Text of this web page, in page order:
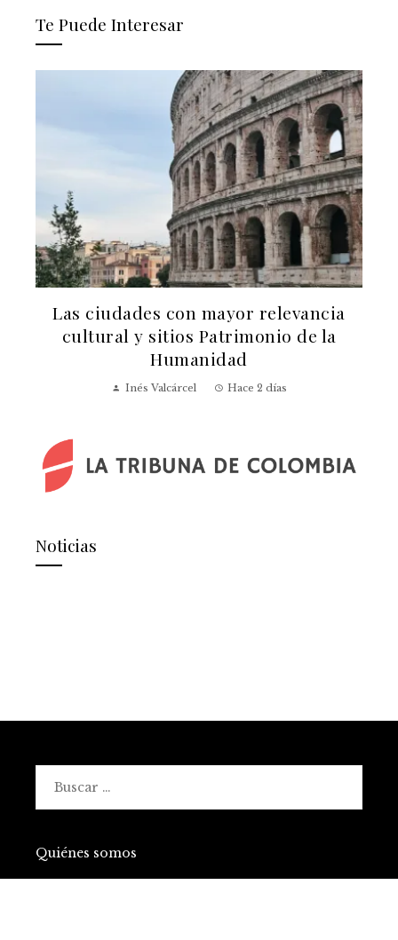
Te Puede Interesar
Las 15 canciones que más artistas han
reinterpretado a lo largo del tiempo
Sophia Reynolds Hace 4 días
Noticias
Quiénes somos